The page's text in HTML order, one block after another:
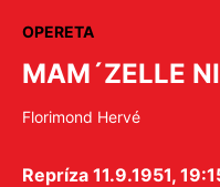
OPERETA
MAM´ZELLE
Florimond Hervé
Repríza 11.9.1951,